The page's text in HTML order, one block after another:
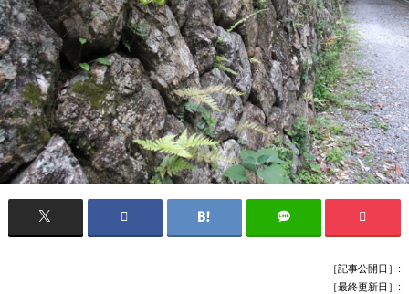
［記事公開日］:
［最終更新日］: